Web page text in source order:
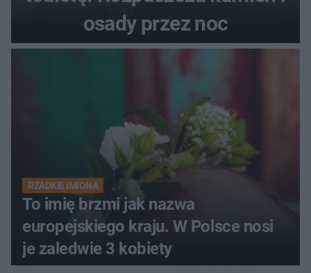
osady przez noc
RZADKIE IMIONA
To imię brzmi jak nazwa
europejskiego kraju. W Polsce nosi
je zaledwie 3 kobiety